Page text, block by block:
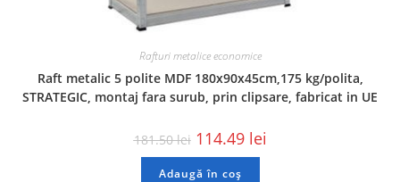
Rafturi metalice economice
Raft metalic 5 polite MDF 180x90x45cm,175 kg/polita,
STRATEGIC, montaj fara surub, prin clipsare, fabricat in UE
181.50lei 114.49 lei
Adaugă în coș